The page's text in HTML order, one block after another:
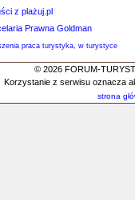
z plażuj.pl
Prawna Goldman
praca turystyka, w turystyce
© 2026 FORUM-
Korzystanie z serwisu oznacza
strona